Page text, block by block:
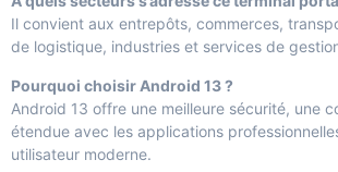
Il convient aux entrepôts, commerces,
de logistique, industries et services de
Pourquoi choisir Android 13 ?
Android 13 offre une meilleure sécurité, une
étendue avec les applications
utilisateur moderne.